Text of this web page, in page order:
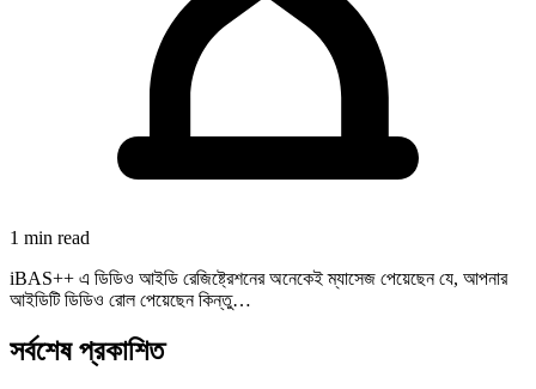
1 min read
iBAS++ এ ডিডিও আইডি রেজিষ্ট্রেশনের অনেকেই ম্যাসেজ পেয়েছেন যে, আপনার
আইডিটি ডিডিও রোল পেয়েছেন কিন্তু…
সর্বশেষ প্রকাশিত